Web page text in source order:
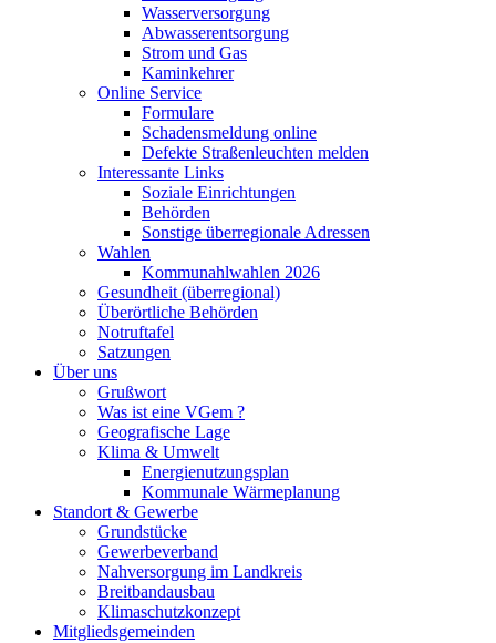
Wasserversorgung
Abwasserentsorgung
Strom und Gas
Kaminkehrer
Online Service
Formulare
Schadensmeldung online
Defekte Straßenleuchten melden
Interessante Links
Soziale Einrichtungen
Behörden
Sonstige überregionale Adressen
Wahlen
Kommunahlwahlen 2026
Gesundheit (überregional)
Überörtliche Behörden
Notruftafel
Satzungen
Über uns
Grußwort
Was ist eine VGem ?
Geografische Lage
Klima & Umwelt
Energienutzungsplan
Kommunale Wärmeplanung
Standort & Gewerbe
Grundstücke
Gewerbeverband
Nahversorgung im Landkreis
Breitbandausbau
Klimaschutzkonzept
Mitgliedsgemeinden